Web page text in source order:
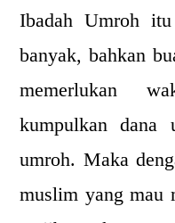
Ibadah Umroh
banyak, bahkan
memerlukan
kumpulkan dana
umroh. Maka
muslim yang mau